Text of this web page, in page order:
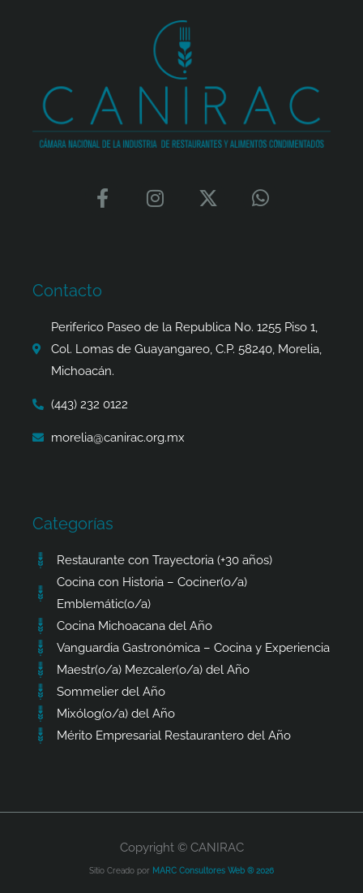
F
a
o
k
-
f
I
n
a
m
X
-
e
r
W
h
p
Contacto
Periferico Paseo de la Republica No. 1255 Piso 1,
Col. Lomas de Guayangareo, C.P. 58240, Morelia,
Michoacán.
(443) 232 0122
morelia@canirac.org.mx
Categorías
Restaurante con Trayectoria (+30 años)
Cocina con Historia – Cociner(o/a)
Emblemátic(o/a)
Cocina Michoacana del Año
Vanguardia Gastronómica – Cocina y Experiencia
Maestr(o/a) Mezcaler(o/a) del Año
Sommelier del Año
Mixólog(o/a) del Año
Mérito Empresarial Restaurantero del Año
Copyright © CANIRAC
Sitio Creado por MARC Consultores Web ® 2026